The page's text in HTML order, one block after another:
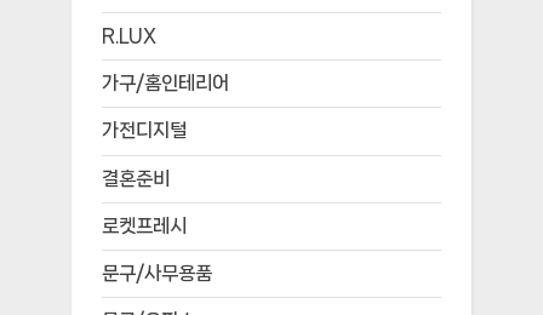
R.LUX
가구/홈인테리어
가전디지털
결혼준비
로켓프레시
문구/사무용품